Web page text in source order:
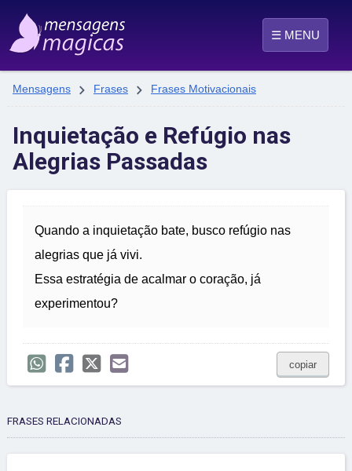
☰ MENU
Mensagens  Frases  Frases Motivacionais
Inquietação e Refúgio nas
Alegrias Passadas
Quando a inquietação bate, busco refúgio nas
alegrias que já vivi.
Essa estratégia de acalmar o coração, já
experimentou?
copiar
FRASES RELACIONADAS